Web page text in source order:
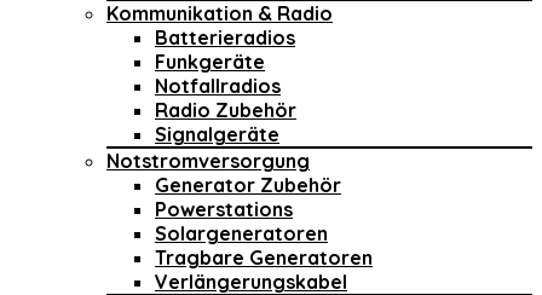
Kommunikation & Radio
Batterieradios
Funkgeräte
Notfallradios
Radio Zubehör
Signalgeräte
Notstromversorgung
Generator Zubehör
Powerstations
Solargeneratoren
Tragbare Generatoren
Verlängerungskabel